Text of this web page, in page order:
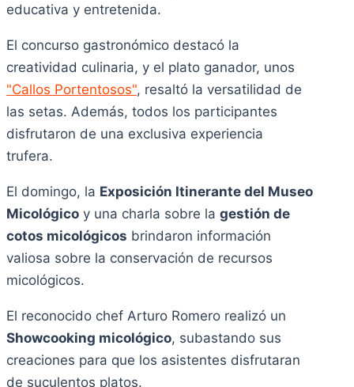
educativa y entretenida.
El concurso gastronómico destacó la
creatividad culinaria, y el plato ganador, unos
"Callos Portentosos", resaltó la versatilidad de
las setas. Además, todos los participantes
disfrutaron de una exclusiva experiencia
trufera.
El domingo, la Exposición Itinerante del Museo
Micológico y una charla sobre la gestión de
cotos micológicos brindaron información
valiosa sobre la conservación de recursos
micológicos.
El reconocido chef Arturo Romero realizó un
Showcooking micológico, subastando sus
creaciones para que los asistentes disfrutaran
de suculentos platos.